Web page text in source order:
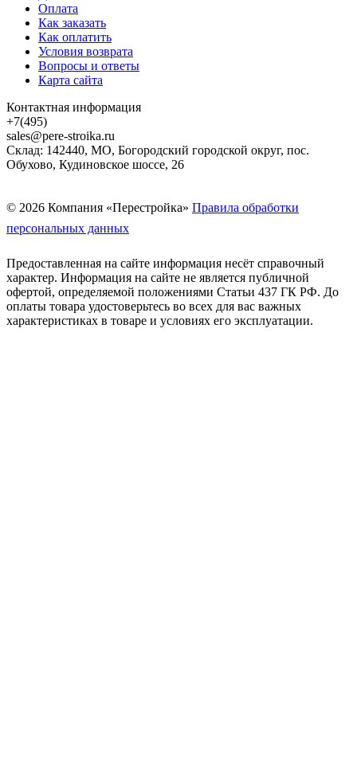
Оплата
Как заказать
Как оплатить
Условия возврата
Вопросы и ответы
Карта сайта
Контактная информация
+7(495)
sales@pere-stroika.ru
Склад: 142440, МО, Богородский городской округ, пос.
Обухово, Кудиновское шоссе, 26
© 2026 Компания «Перестройка» Правила обработки
персональных данных
Предоставленная на сайте информация несёт справочный
характер. Информация на сайте не является публичной
офертой, определяемой положениями Статьи 437 ГК РФ. До
оплаты товара удостоверьтесь во всех для вас важных
характеристиках в товаре и условиях его эксплуатации.